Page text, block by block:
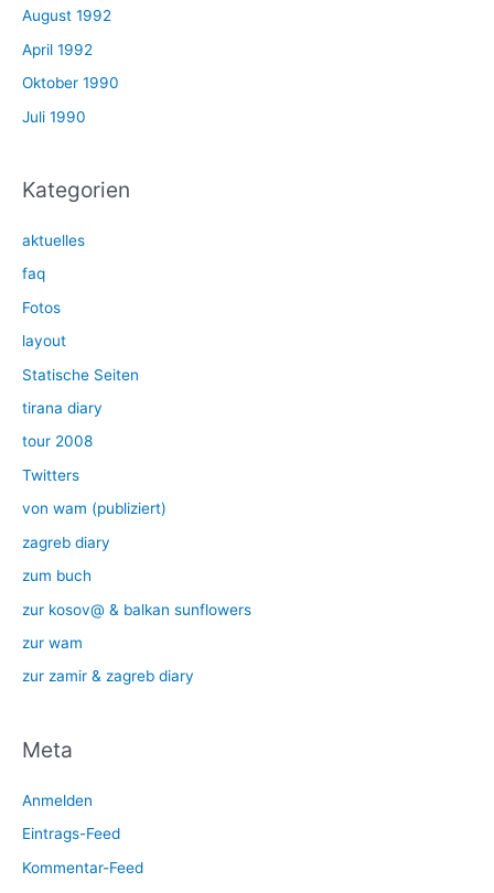
August 1992
April 1992
Oktober 1990
Juli 1990
Kategorien
aktuelles
faq
Fotos
layout
Statische Seiten
tirana diary
tour 2008
Twitters
von wam (publiziert)
zagreb diary
zum buch
zur kosov@ & balkan sunflowers
zur wam
zur zamir & zagreb diary
Meta
Anmelden
Eintrags-Feed
Kommentar-Feed